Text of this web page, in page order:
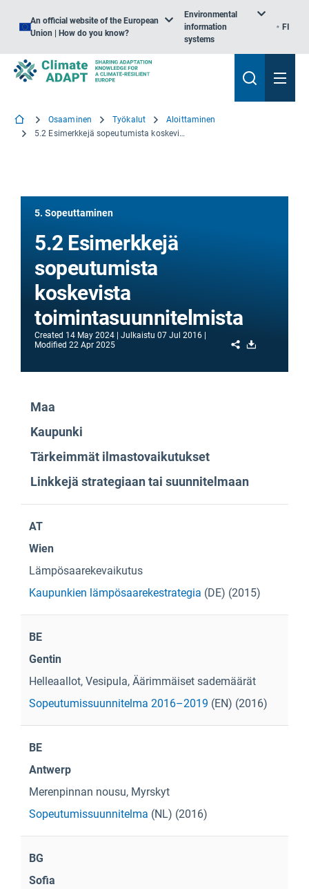
An official website of the European
Union | How do you know?
Environmental
information
systems
FI
Osaaminen Työkalut
Aloittaminen
5.2 Esimerkkejä sopeutumista koskevista toimintasuunnitelmista
5. Sopeuttaminen
5.2 Esimerkkejä
sopeutumista
koskevista
toimintasuunnitelmista
Created 14 May 2024 Julkaistu 07 Jul 2016
Modified 22 Apr 2025 Share
Maa
Kaupunki
Tärkeimmät ilmastovaikutukset
Linkkejä strategiaan tai suunnitelmaan
AT
Wien
Lämpösaarekevaikutus
Kaupunkien lämpösaarekestrategia (DE) (2015)
BE
Gentin
Helleaallot, Vesipula, Äärimmäiset sademäärät
Sopeutumissuunnitelma 2016–2019 (EN) (2016)
BE
Antwerp
Merenpinnan nousu, Myrskyt
Sopeutumissuunnitelma (NL) (2016)
BG
Sofia